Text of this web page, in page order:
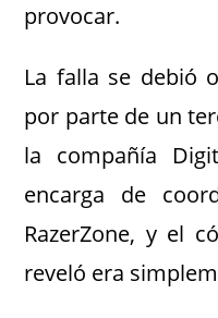
provocar.
La falla se debió
por parte de un
la compañía
encarga de
RazerZone, y el
reveló era